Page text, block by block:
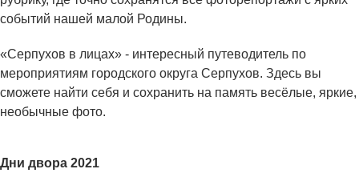
событий нашей малой Родины.
«Серпухов в лицах» - интересный путеводитель по
мероприятиям городского округа Серпухов. Здесь вы
сможете найти себя и сохранить на память весёлые, яркие,
необычные фото.
Дни двора 2021